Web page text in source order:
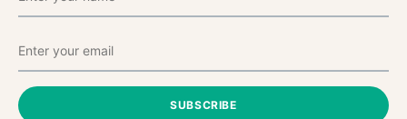
SUBSCRIBE